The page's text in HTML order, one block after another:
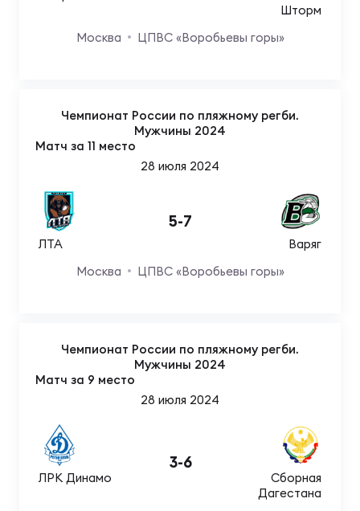
Шторм
Москва
ЦПВС «Воробьевы горы»
Чемпионат России по пляжному регби.
Мужчины 2024
Матч за 11 место
28 июля 2024
ЛТА
5-7
Варяг
Москва
ЦПВС «Воробьевы горы»
Чемпионат России по пляжному регби.
Мужчины 2024
Матч за 9 место
28 июля 2024
ЛРК Динамо
3-6
Сборная
Дагестана